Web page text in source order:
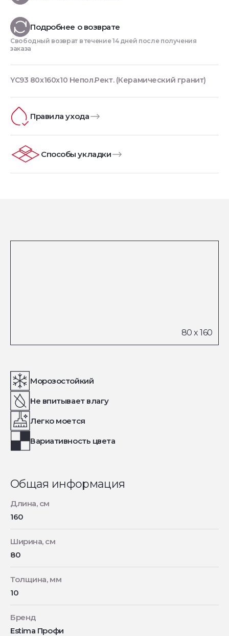
Подробнее о возврате
Свободный возврат в течение 14 дней после получения
заказа
YC93 80x160x10 Непол.Рект. (Керамический гранит)
Правила ухода
Способы укладки
Морозостойкий
Не впитывает влагу
Легко моется
Вариативность цвета
Общая информация
Длина, см
160
Ширина, см
80
Толщина, мм
10
Бренд
Estima Профи